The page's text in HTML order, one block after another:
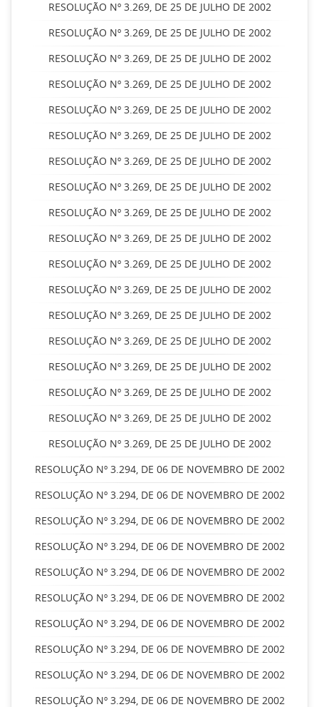
RESOLUÇÃO Nº 3.269, DE 25 DE JULHO DE 2002
RESOLUÇÃO Nº 3.269, DE 25 DE JULHO DE 2002
RESOLUÇÃO Nº 3.269, DE 25 DE JULHO DE 2002
RESOLUÇÃO Nº 3.269, DE 25 DE JULHO DE 2002
RESOLUÇÃO Nº 3.269, DE 25 DE JULHO DE 2002
RESOLUÇÃO Nº 3.269, DE 25 DE JULHO DE 2002
RESOLUÇÃO Nº 3.269, DE 25 DE JULHO DE 2002
RESOLUÇÃO Nº 3.269, DE 25 DE JULHO DE 2002
RESOLUÇÃO Nº 3.269, DE 25 DE JULHO DE 2002
RESOLUÇÃO Nº 3.269, DE 25 DE JULHO DE 2002
RESOLUÇÃO Nº 3.269, DE 25 DE JULHO DE 2002
RESOLUÇÃO Nº 3.269, DE 25 DE JULHO DE 2002
RESOLUÇÃO Nº 3.269, DE 25 DE JULHO DE 2002
RESOLUÇÃO Nº 3.269, DE 25 DE JULHO DE 2002
RESOLUÇÃO Nº 3.269, DE 25 DE JULHO DE 2002
RESOLUÇÃO Nº 3.269, DE 25 DE JULHO DE 2002
RESOLUÇÃO Nº 3.269, DE 25 DE JULHO DE 2002
RESOLUÇÃO Nº 3.269, DE 25 DE JULHO DE 2002
RESOLUÇÃO Nº 3.294, DE 06 DE NOVEMBRO DE 2002
RESOLUÇÃO Nº 3.294, DE 06 DE NOVEMBRO DE 2002
RESOLUÇÃO Nº 3.294, DE 06 DE NOVEMBRO DE 2002
RESOLUÇÃO Nº 3.294, DE 06 DE NOVEMBRO DE 2002
RESOLUÇÃO Nº 3.294, DE 06 DE NOVEMBRO DE 2002
RESOLUÇÃO Nº 3.294, DE 06 DE NOVEMBRO DE 2002
RESOLUÇÃO Nº 3.294, DE 06 DE NOVEMBRO DE 2002
RESOLUÇÃO Nº 3.294, DE 06 DE NOVEMBRO DE 2002
RESOLUÇÃO Nº 3.294, DE 06 DE NOVEMBRO DE 2002
RESOLUÇÃO Nº 3.294, DE 06 DE NOVEMBRO DE 2002